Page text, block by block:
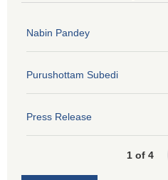
Nabin Pandey
Purushottam Subedi
Press Release
1 of 4